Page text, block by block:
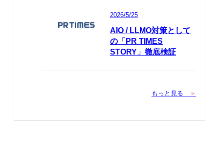
2026/5/25
AIO / LLMO対策として
の「PR TIMES
STORY」徹底検証
もっと見る ＞